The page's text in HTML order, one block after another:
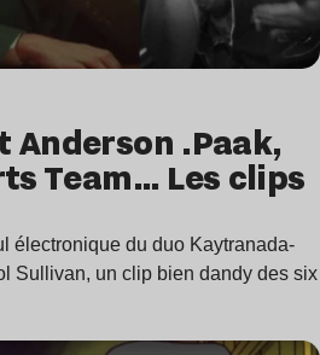
Anderson .Paak,
Team… Les clips
électronique du duo Kaytranada-
Sullivan, un clip bien dandy des six